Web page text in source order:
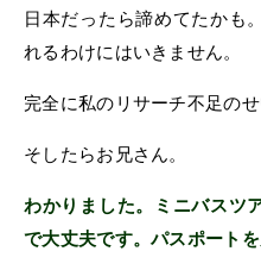
日本だったら諦めてたかも
れるわけにはいきません。
完全に私のリサーチ不足のせ
そしたらお兄さん。
わかりました。ミニバスツ
で大丈夫です。パスポートを